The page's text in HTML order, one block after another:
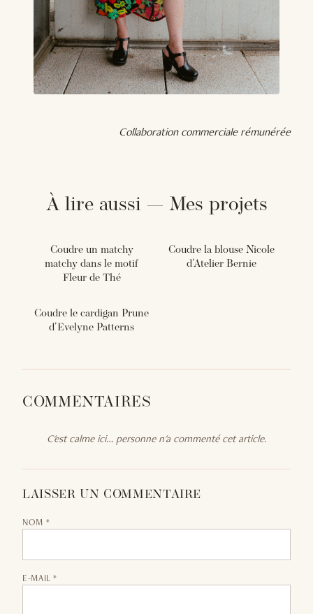
Collaboration commerciale rémunérée
À lire aussi — Mes projets
Coudre un matchy
matchy dans le motif
Fleur de Thé
Coudre la blouse Nicole
d'Atelier Bernie
Coudre le cardigan Prune
d'Evelyne Patterns
COMMENTAIRES
C'est calme ici… personne n'a commenté cet article.
LAISSER UN COMMENTAIRE
NOM *
E-MAIL *